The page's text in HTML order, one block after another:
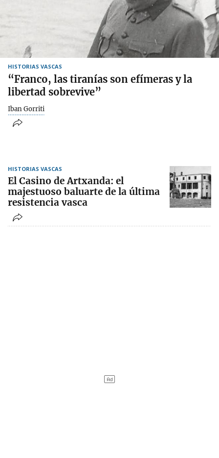
HISTORIAS VASCAS
“Franco, las tiranías son efímeras y la
libertad sobrevive”
Iban Gorriti
HISTORIAS VASCAS
El Casino de Artxanda: el
majestuoso baluarte de la última
resistencia vasca